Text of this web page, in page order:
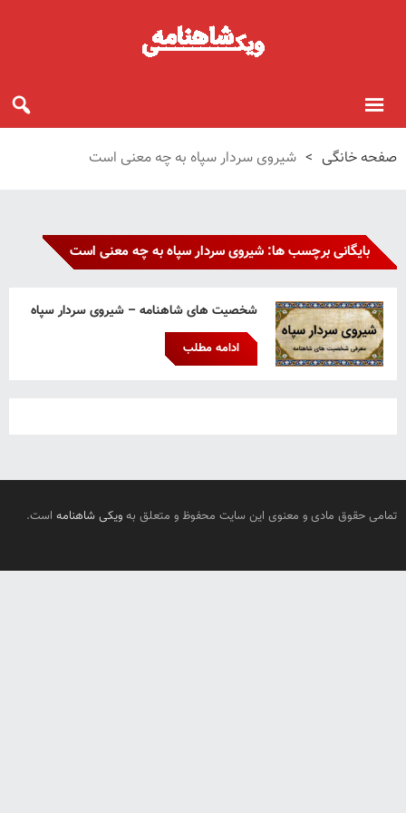
صفحه خانگی > شیروی سردار سپاه به چه معنی است
بایگانی برچسب ها: شیروی سردار سپاه به چه معنی است
شخصیت های شاهنامه – شیروی سردار سپاه
ادامه مطلب
تمامی حقوق مادی و معنوی این سایت محفوظ و متعلق به ویکی شاهنامه است.